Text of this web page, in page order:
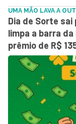
UMA MÃO LAVA A
Dia de Sorte
limpa a barra
prêmio de R$